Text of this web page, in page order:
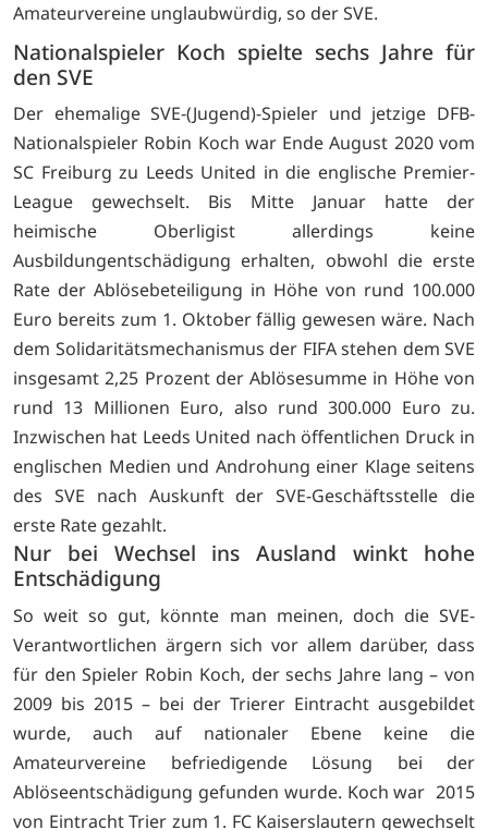
Amateurvereine unglaubwürdig, so der SVE.
Nationalspieler Koch spielte sechs Jahre für
den SVE
Der ehemalige SVE-(Jugend)-Spieler und jetzige DFB-
Nationalspieler Robin Koch war Ende August 2020 vom
SC Freiburg zu Leeds United in die englische Premier-
League gewechselt. Bis Mitte Januar hatte der
heimische Oberligist allerdings keine
Ausbildungentschädigung erhalten, obwohl die erste
Rate der Ablösebeteiligung in Höhe von rund 100.000
Euro bereits zum 1. Oktober fällig gewesen wäre. Nach
dem Solidaritätsmechanismus der FIFA stehen dem SVE
insgesamt 2,25 Prozent der Ablösesumme in Höhe von
rund 13 Millionen Euro, also rund 300.000 Euro zu.
Inzwischen hat Leeds United nach öffentlichen Druck in
englischen Medien und Androhung einer Klage seitens
des SVE nach Auskunft der SVE-Geschäftsstelle die
erste Rate gezahlt.
Nur bei Wechsel ins Ausland winkt hohe
Entschädigung
So weit so gut, könnte man meinen, doch die SVE-
Verantwortlichen ärgern sich vor allem darüber, dass
für den Spieler Robin Koch, der sechs Jahre lang – von
2009 bis 2015 – bei der Trierer Eintracht ausgebildet
wurde, auch auf nationaler Ebene keine die
Amateurvereine befriedigende Lösung bei der
Ablöseentschädigung gefunden wurde. Koch war 2015
von Eintracht Trier zum 1. FC Kaiserslautern gewechselt